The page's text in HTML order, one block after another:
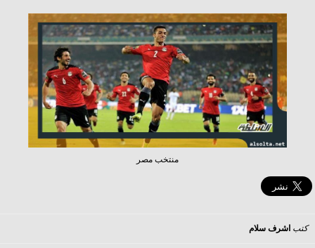
منتخب مصر
كتب اشرف سلام